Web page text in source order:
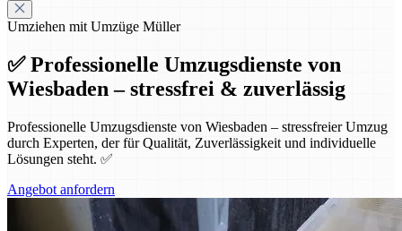
Umziehen mit Umzüge Müller
✅ Professionelle Umzugsdienste von
Wiesbaden – stressfrei & zuverlässig
Professionelle Umzugsdienste von Wiesbaden – stressfreier Umzug
durch Experten, der für Qualität, Zuverlässigkeit und individuelle
Lösungen steht. ✅
Angebot anfordern